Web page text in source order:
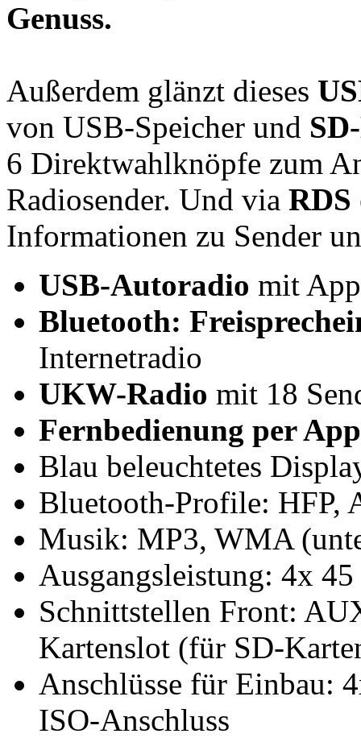
Genuss.
Außerdem glänzt dieses
von USB-Speicher und
6 Direktwahlknöpfe zum
Radiosender. Und via RDS
Informationen zu Sender
USB-Autoradio mit
Bluetooth:
Internetradio
UKW-Radio mit 18
Fernbedienung per App
Blau beleuchtetes
Bluetooth-Profile: HFP,
Musik: MP3, WMA
Ausgangsleistung: 4x 45
Schnittstellen Front:
Kartenslot (für SD-
Anschlüsse für Einbau:
ISO-Anschluss